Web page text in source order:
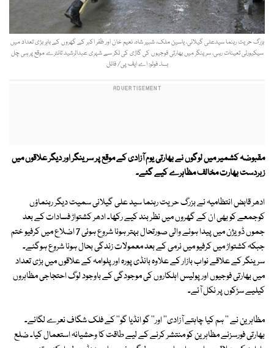
بزرگ حریت رہنما سیدعلی گیلانی، یاسین ملک، شبیر شاہ، نعیم خان اور ظفر اکبر کے گھروں کے باہر بڑی تعداد میں
سیکیورٹی تعینات رہی، سرینگر میں بھارتی فوجیوں کی گاڑی کی ٹکر سے شہری عبدالرشید تانترے موقع پر ہی چل
بسا۔ فوٹو: اے ایف پی/ فائل
مقبوضہ کشمیر میں لوگوں نے بھارتی یوم آزادی کے موقع پر سرینگر اور دیگر علاقوں میں
زبردست بھارت مخالف مظاہرے کیے گئے۔
ادھر قابض انتظامیہ نے بزرگ حریت رہنما سید علی گیلانی سمیت دیگر رہنماؤں
کوجمعے کو بھی ان کے گھروں میں نظر بند کیے رکھا۔ ادھر کشتواڑ فسادات کے بعد
جموں ڈویژن میں پیدا ہونے والی صورتحال بہتر ہونا شروع ہوئی 7 اضلاع میں کرفیو ختم
جبکہ کشتواڑ میں کرفیو میں نرمی کے بعد معمولات زندگی بحال ہونا شروع ہوگئے۔
سرینگر کے علاقے نواب بازار کے علاوہ بانڈی پورہ اور پلوامہ کے علاقوں میں بڑی تعداد
میں بھارتی فوجیوں اور پولیس اہلکاروں کی موجودگی کے باوجود لوگ احتجاجی مظاہروں
کیلیے سڑکوں پر نکل آئے۔
مظاہرین نے '' ہم کیا چاہتے آزادی'' اور'' گو انڈیا گو'' کے فلک شگاف نعرے لگائے۔
بھارتی فورسزنے مظاہرین کو منتشر کرنے کے لیے طاقت کا وحشیانہ استعمال کیا۔ ضلع